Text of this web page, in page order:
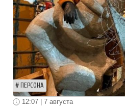
ПЕРСОНА
12:07 | 7 августа